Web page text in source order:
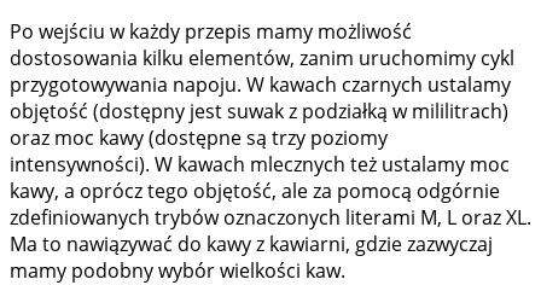
Po wejściu w każdy przepis mamy możliwość
dostosowania kilku elementów, zanim uruchomimy cykl
przygotowywania napoju. W kawach czarnych ustalamy
objętość (dostępny jest suwak z podziałką w mililitrach)
oraz moc kawy (dostępne są trzy poziomy
intensywności). W kawach mlecznych też ustalamy moc
kawy, a oprócz tego objętość, ale za pomocą odgórnie
zdefiniowanych trybów oznaczonych literami M, L oraz XL.
Ma to nawiązywać do kawy z kawiarni, gdzie zazwyczaj
mamy podobny wybór wielkości kaw.